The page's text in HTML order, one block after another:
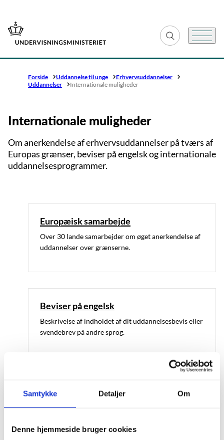
Samtykke Detaljer Om
Denne hjemmeside bruger cookies
Gå til forsiden Fold søgefelt ud
Menu
Forside Uddannelse til unge
Erhvervsuddannelser
Uddannelser
Internationale muligheder
Internationale muligheder
Om anerkendelse af erhvervsuddannelser på tværs af
Europas grænser, beviser på engelsk og internationale
uddannelsesprogrammer.
Europæisk samarbejde
Over 30 lande samarbejder om øget anerkendelse af
uddannelser over grænserne.
Beviser på engelsk
Beskrivelse af indholdet af dit uddannelsesbevis eller
svendebrev på andre sprog.
Internationale uddannelsesprogrammer
uddannelsesprogrammer giver tilskud til